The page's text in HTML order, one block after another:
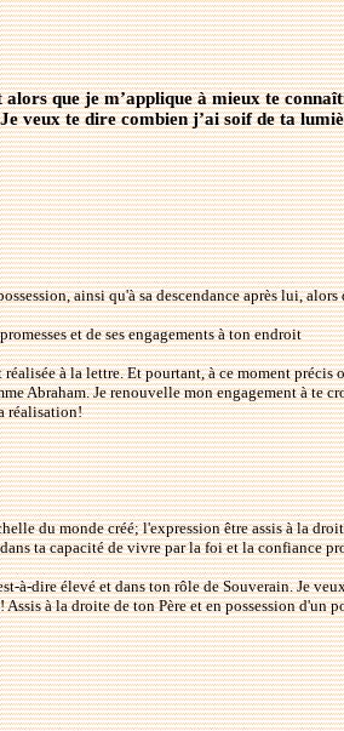
que je m’applique à mieux te
te dire combien j’ai soif de ta
ainsi qu'à sa descendance après lui,
et de ses engagements à ton endroit
à la lettre. Et pourtant, à ce moment
Abraham. Je renouvelle mon engagement à te
réalisation!
du monde créé; l'expression être assis à la
ta capacité de vivre par la foi et la confiance
dire élevé et dans ton rôle de Souverain. Je
à la droite de ton Père et en possession